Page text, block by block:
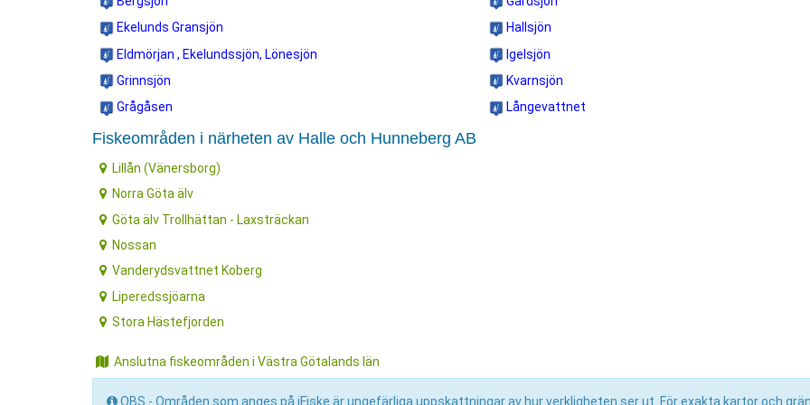
Ekelunds Gransjön
Eldmörjan , Ekelundssjön, Lönesjön
Grinnsjön
Grågåsen
Hallsjön
Igelsjön
Kvarnsjön
Långevattnet
Fiskeområden i närheten av Halle och Hunneberg AB
Lillån (Vänersborg)
Norra Göta älv
Göta älv Trollhättan - Laxsträckan
Nossan
Vanderydsvattnet Koberg
Liperedssjöarna
Stora Hästefjorden
Anslutna fiskeområden i Västra Götalands län
OBS - Områden som anges på iFiske är ungefärliga uppskattningar av hur verkligheten ser ut. För exakta kartor och